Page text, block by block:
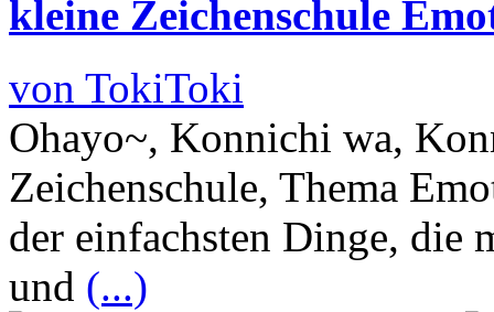
kleine Zeichenschule
von TokiToki
Ohayo~, Konnichi wa,
Zeichenschule, Thema
der einfachsten Dinge, die
und (...)